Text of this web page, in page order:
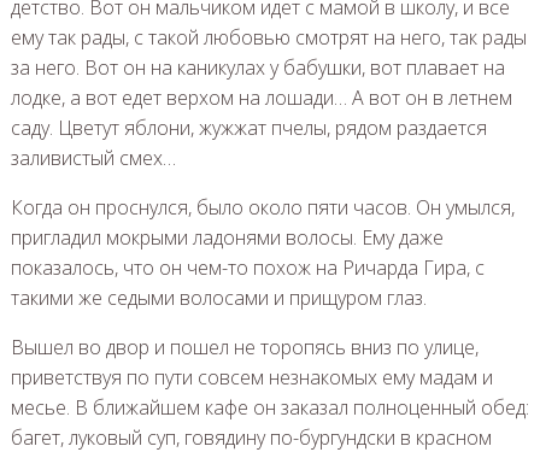
детство. Вот он мальчиком идет с мамой в школу, и все
ему так рады, с такой любовью смотрят на него, так рады
за него. Вот он на каникулах у бабушки, вот плавает на
лодке, а вот едет верхом на лошади… А вот он в летнем
саду. Цветут яблони, жужжат пчелы, рядом раздается
заливистый смех…
Когда он проснулся, было около пяти часов. Он умылся,
пригладил мокрыми ладонями волосы. Ему даже
показалось, что он чем-то похож на Ричарда Гира, с
такими же седыми волосами и прищуром глаз.
Вышел во двор и пошел не торопясь вниз по улице,
приветствуя по пути совсем незнакомых ему мадам и
месье. В ближайшем кафе он заказал полноценный обед:
багет, луковый суп, говядину по-бургундски в красном